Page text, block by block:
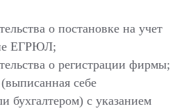
о постановке на учет
ЕГРЮЛ;
о регистрации фирмы;
себе
бухгалтером) с указанием